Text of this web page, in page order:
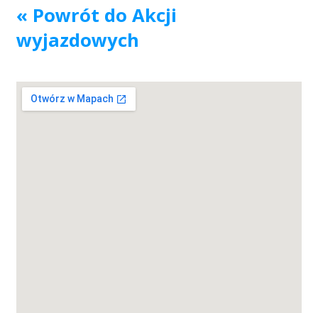
Akcje wyjazdowe
Krwiodawcy
« Powrót do Akcji
wyjazdowych